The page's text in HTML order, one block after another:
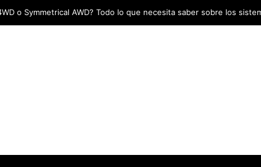
marcaron el inicio del Campeonato de Invierno de Kartismo